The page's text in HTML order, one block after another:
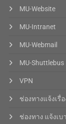
MU-Website
MU-Intranet
MU-Webmail
MU-Shuttlebus
VPN
ช่องทางแจ้งเรื่
ช่องทาง แจ้งเ